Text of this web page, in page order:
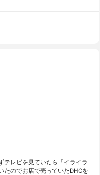
テレビを見ていたら「イライラ
たのでお店で売っていたDHCを